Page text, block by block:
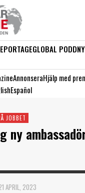
GLOBAL PODD
AnnonseraHjälp med
Español
JOBBET
ny
APRIL, 2023